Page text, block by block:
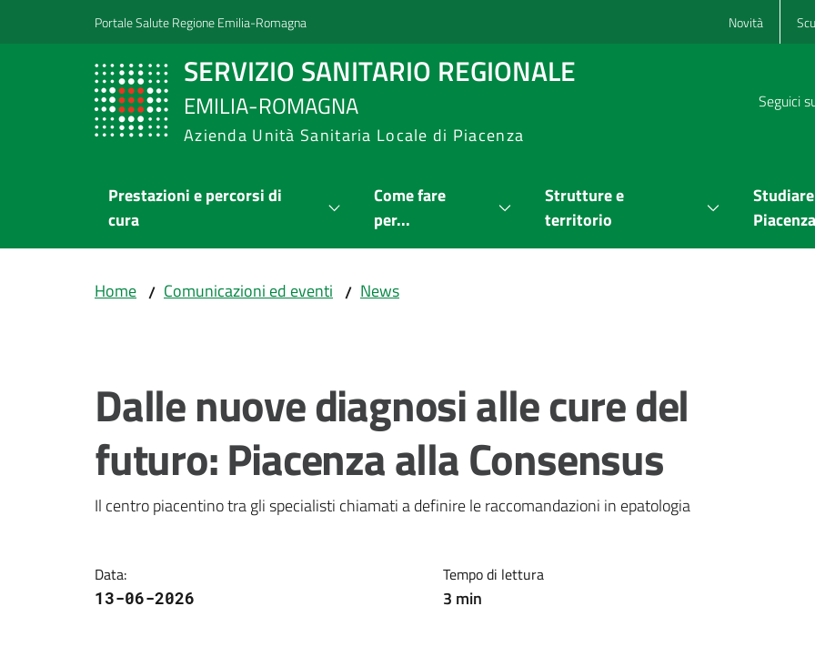
Vai al contenuto
Vai alla navigazionePortale Salute Regione Emilia-Romagna Novità
SERVIZIO SANITARIO REGIONALE
EMILIA-ROMAGNA
Azienda Unità Sanitaria Locale di Piacenza
Seguici
Prestazioni e percorsi di
cura
Come fare
per...
Strutture e
territorio
Piacenza
Home / Comunicazioni ed eventi / News
Dalle nuove diagnosi alle cure del
futuro: Piacenza alla Consensus
Il centro piacentino tra gli specialisti chiamati a definire le raccomandazioni in epatologia
Data:
13-06-2026
Tempo di lettura
3 min